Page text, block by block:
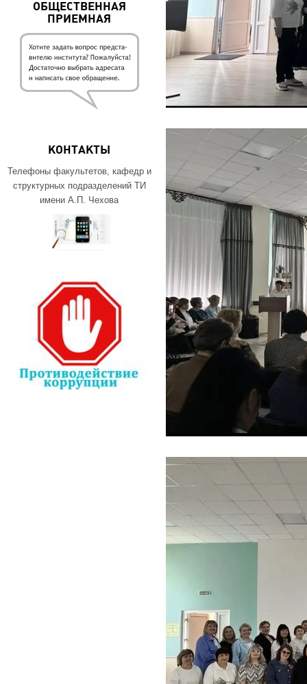
ОБЩЕСТВЕННАЯ
ПРИЕМНАЯ
КОНТАКТЫ
Телефоны факультетов, кафедр и
структурных подразделений ТИ
имени А.П. Чехова